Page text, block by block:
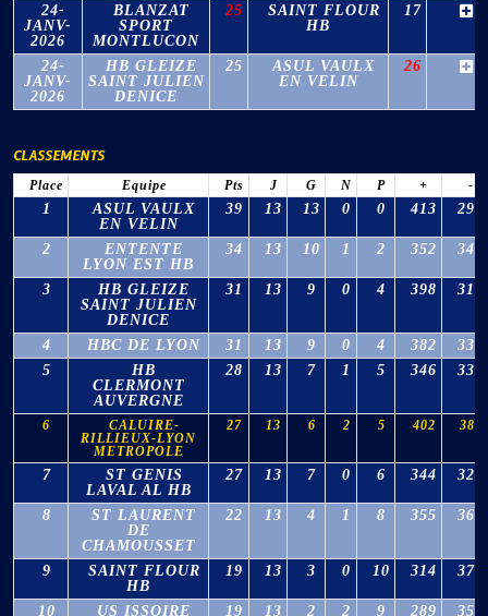
24-
JANV-
2026
BLANZAT
SPORT
MONTLUCON
25
SAINT FLOUR
HB
17
24-
JANV-
2026
HB GLEIZE
SAINT JULIEN
DENICE
25
ASUL VAULX
EN VELIN
26
CLASSEMENTS
Place Equipe Pts J G N P + -
1
ASUL VAULX
EN VELIN
39 13 13 0 0 413 294
2
ENTENTE
LYON EST HB
34 13 10 1 2 352 342
3
HB GLEIZE
SAINT JULIEN
DENICE
31 13 9 0 4 398 310
4 HBC DE LYON 31 13 9 0 4 382
334
5
HB
CLERMONT
AUVERGNE
28 13 7 1 5 346 333
6
CALUIRE-
RILLIEUX-LYON
METROPOLE
27 13 6 2 5 402 381
7
ST GENIS
LAVAL AL HB
27 13 7 0 6 344 324
8
ST LAURENT
DE
CHAMOUSSET
22 13 4 1 8 355 366
9
SAINT FLOUR
HB
19 13 3 0 10 314 376
10 US ISSOIRE 19 13 2 2 9 289 354